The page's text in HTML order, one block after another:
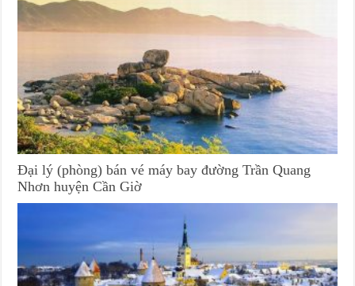
Đại lý (phòng) bán vé máy bay đường Trần Quang
Nhơn huyện Cần Giờ